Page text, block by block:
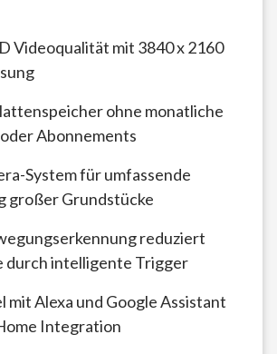
Videoqualität mit 3840 x 2160
ohne monatliche
Abonnements
System für umfassende
großer Grundstücke
reduziert
durch intelligente Trigger
mit Alexa und Google Assistant
Integration